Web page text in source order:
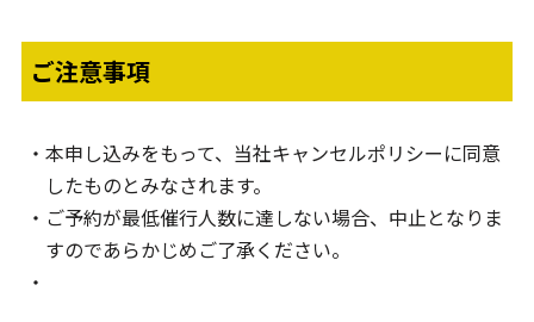
ご注意事項
本申し込みをもって、当社キャンセルポリシーに同意
したものとみなされます。
ご予約が最低催行人数に達しない場合、中止となりま
すのであらかじめご了承ください。